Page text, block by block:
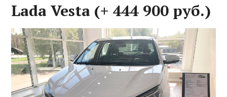
Lada Vesta (+ 444 900 руб.)